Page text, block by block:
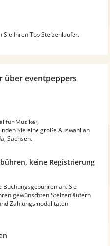
Sie Ihren Top Stelzenläufer.
über eventpeppers
für Musiker,
Sie eine große Auswahl an
Sachsen.
keine Registrierung
an. Sie
gewünschten Stelzenläufern
Zahlungsmodalitäten